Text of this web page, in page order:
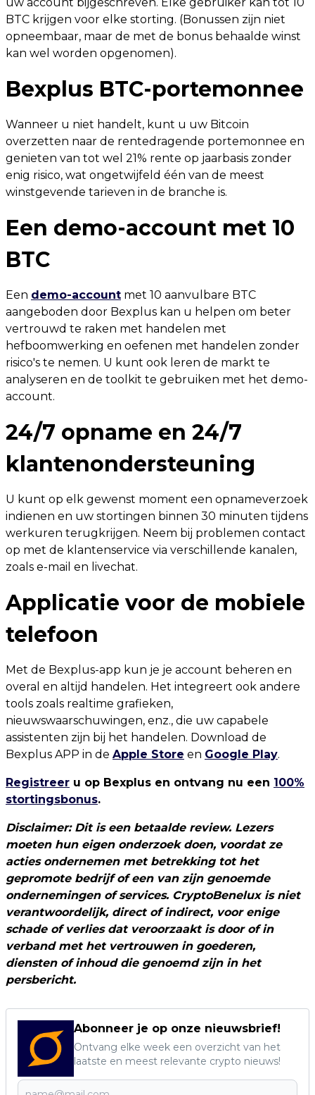
BTC krijgen voor elke storting. (Bonussen zijn niet
opneembaar, maar de met de bonus behaalde winst
kan wel worden opgenomen).
Bexplus BTC-portemonnee
Wanneer u niet handelt, kunt u uw Bitcoin
overzetten naar de rentedragende portemonnee en
genieten van tot wel 21% rente op jaarbasis zonder
enig risico, wat ongetwijfeld één van de meest
winstgevende tarieven in de branche is.
Een demo-account met 10
BTC
Een demo-account met 10 aanvulbare BTC
aangeboden door Bexplus kan u helpen om beter
vertrouwd te raken met handelen met
hefboomwerking en oefenen met handelen zonder
risico's te nemen. U kunt ook leren de markt te
analyseren en de toolkit te gebruiken met het demo-
account.
24/7 opname en 24/7
klantenondersteuning
U kunt op elk gewenst moment een opnameverzoek
indienen en uw stortingen binnen 30 minuten tijdens
werkuren terugkrijgen. Neem bij problemen contact
op met de klantenservice via verschillende kanalen,
zoals e-mail en livechat.
Applicatie voor de mobiele
telefoon
Met de Bexplus-app kun je je account beheren en
overal en altijd handelen. Het integreert ook andere
tools zoals realtime grafieken,
nieuwswaarschuwingen, enz., die uw capabele
assistenten zijn bij het handelen. Download de
Bexplus APP in de Apple Store en Google Play.
Registreer u op Bexplus en ontvang nu een 100%
stortingsbonus.
Disclaimer: Dit is een betaalde review. Lezers
moeten hun eigen onderzoek doen, voordat ze
acties ondernemen met betrekking tot het
gepromote bedrijf of een van zijn genoemde
ondernemingen of services. CryptoBenelux is niet
verantwoordelijk, direct of indirect, voor enige
schade of verlies dat veroorzaakt is door of in
verband met het vertrouwen in goederen,
diensten of inhoud die genoemd zijn in het
persbericht.
Abonneer je op onze nieuwsbrief!
Ontvang elke week een overzicht van het
laatste en meest relevante crypto nieuws!